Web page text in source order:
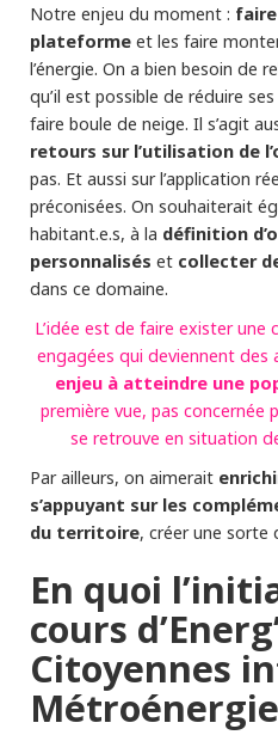
Notre enjeu du moment :
plateforme et les faire
l’énergie. On a bien besoin de
qu’il est possible de réduire
faire boule de neige. Il s’agit
retours sur l’utilisation de
pas. Et aussi sur l’application
préconisées. On souhaiterait
habitant.e.s, à la définition
personnalisés et collecter
dans ce domaine.
L’idée est de faire exister
engagées qui deviennent des
enjeu à atteindre une
première vue, pas concernée
se retrouve en situation
Par ailleurs, on aimerait
s’appuyant sur les
du territoire, créer une sorte
En quoi
cours
Citoyennes